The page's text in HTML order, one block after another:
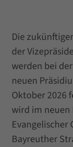
Die
der
werden bei
neuen
Oktober 2026
wird im neuen
Evangelischer
Bayreuther